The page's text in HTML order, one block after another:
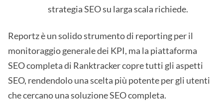
strategia SEO su larga scala richiede.
Reportz è un solido strumento di reporting per il
monitoraggio generale dei KPI, ma la piattaforma
SEO completa di Ranktracker copre tutti gli aspetti
SEO, rendendolo una scelta più potente per gli utenti
che cercano una soluzione SEO completa.